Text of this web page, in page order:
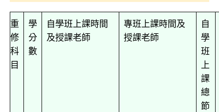
重
修
科
目
學
分
數
自學班上課時間
及授課老師
專班上課時間及
授課老師
自
學
班
上
課
總
節